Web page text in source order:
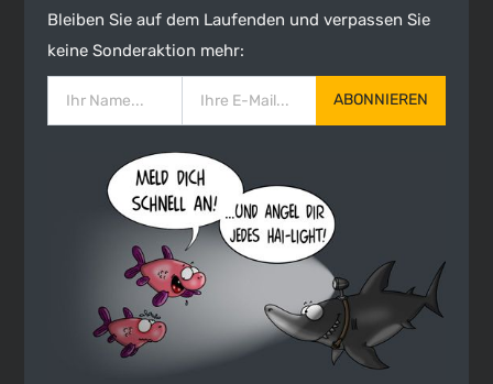
Bleiben Sie auf dem Laufenden und verpassen Sie
keine Sonderaktion mehr:
ABONNIEREN